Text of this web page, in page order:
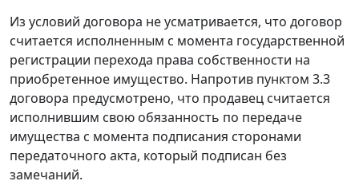
Из условий договора не усматривается, что договор
считается исполненным с момента государственной
регистрации перехода права собственности на
приобретенное имущество. Напротив пунктом 3.3
договора предусмотрено, что продавец считается
исполнившим свою обязанность по передаче
имущества с момента подписания сторонами
передаточного акта, который подписан без
замечаний.